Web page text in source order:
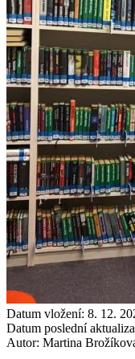
Datum vložení: 8. 12.
Datum poslední
Autor: Martina